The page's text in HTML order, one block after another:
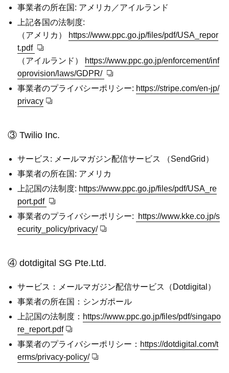
事業者の所在国: アメリカ／アイルランド
上記各国の法制度:
（アメリカ）
https://www.ppc.go.jp/files/pdf/USA_repor
t.pdf
（アイルランド）
https://www.ppc.go.jp/enforcement/inf
oprovision/laws/GDPR/
事業者のプライバシーポリシー: https://stripe.com/en-jp/
privacy
③ Twilio Inc.
サービス: メールマガジン配信サービス （SendGrid）
事業者の所在国: アメリカ
上記国の法制度: https://www.ppc.go.jp/files/pdf/USA_re
port.pdf
事業者のプライバシーポリシー:
https://www.kke.co.jp/s
ecurity_policy/privacy/
④ dotdigital SG Pte.Ltd.
サービス：メールマガジン配信サービス（Dotdigital）
事業者の所在国：シンガポール
上記国の法制度： https://www.ppc.go.jp/files/pdf/singapo
re_report.pdf
事業者のプライバシーポリシー： https://dotdigital.com/t
erms/privacy-policy/